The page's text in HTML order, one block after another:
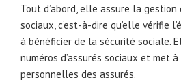
Tout d’abord, elle assure la
sociaux, c’est-à-dire qu’elle vérifie
à bénéficier de la sécurité sociale.
numéros d’assurés sociaux et met
personnelles des assurés.